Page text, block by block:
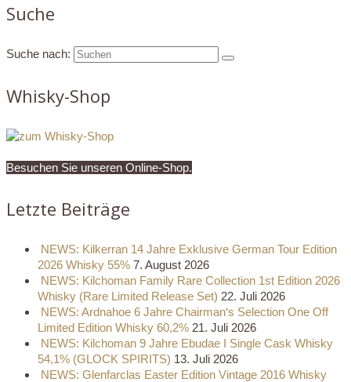
Suche
Suche nach:
Whisky-Shop
Besuchen Sie unseren Online-Shop.
Letzte Beiträge
NEWS: Kilkerran 14 Jahre Exklusive German Tour Edition
2026 Whisky 55% 7. August 2026
NEWS: Kilchoman Family Rare Collection 1st Edition 2026
Whisky (Rare Limited Release Set) 22. Juli 2026
NEWS: Ardnahoe 6 Jahre Chairman‘s Selection One Off
Limited Edition Whisky 60,2% 21. Juli 2026
NEWS: Kilchoman 9 Jahre Ebudae I Single Cask Whisky
54,1% (GLOCK SPIRITS) 13. Juli 2026
NEWS: Glenfarclas Easter Edition Vintage 2016 Whisky